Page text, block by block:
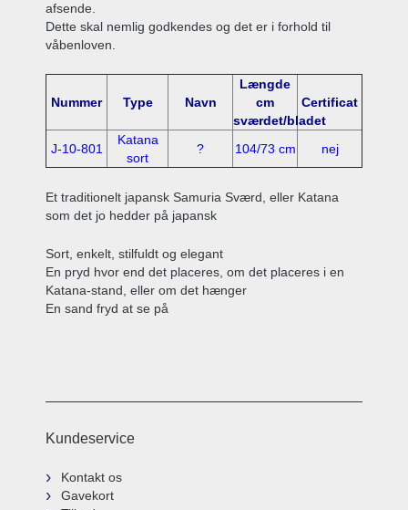
afsende.
Dette skal nemlig godkendes og det er i forhold til
våbenloven.
Nummer Type Navn
Længde
cm
sværdet/bladet
Certificat
J-10-801
Katana
sort
? 104/73 cm nej
Et traditionelt japansk Samuria Sværd, eller Katana
som det jo hedder på japansk
Sort, enkelt, stilfuldt og elegant
En pryd hvor end det placeres, om det placeres i en
Katana-stand, eller om det hænger
En sand fryd at se på
Kundeservice
Kontakt os
Gavekort